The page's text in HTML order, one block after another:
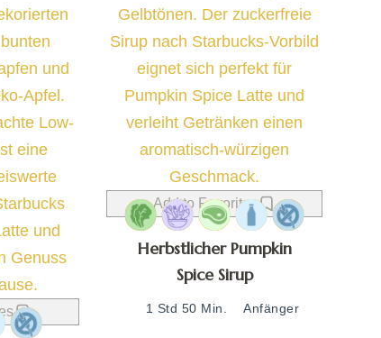
Add to Favorites
Herbstlicher Pumpkin
Spice Sirup
1 Std 50 Min. Anfänger